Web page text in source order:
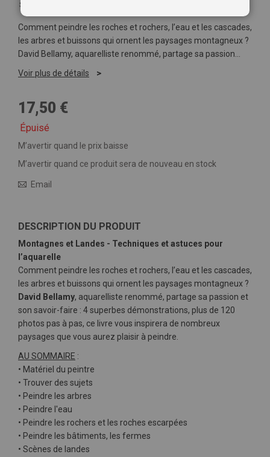
Soyez le premier à commenter ce produit
Comment peindre les roches et rochers, l’eau et les cascades,
les arbres et buissons qui ornent les paysages montagneux ?
David Bellamy, aquarelliste renommé, partage sa passion…
Voir plus de détails
17,50 €
Épuisé
M’avertir quand le prix baisse
M’avertir quand ce produit sera de nouveau en stock
Email
DESCRIPTION DU PRODUIT
Montagnes et Landes - Techniques et astuces pour
l’aquarelle
Comment peindre les roches et rochers, l’eau et les cascades,
les arbres et buissons qui ornent les paysages montagneux ?
David Bellamy, aquarelliste renommé, partage sa passion et
son savoir-faire : 4 superbes démonstrations, plus de 120
photos pas à pas, ce livre vous inspirera de nombreux
paysages que vous aurez plaisir à peindre.
AU SOMMAIRE :
• Matériel du peintre
• Trouver des sujets
• Peindre les arbres
• Peindre l'eau
• Peindre les rochers et les roches escarpées
• Peindre les bâtiments, les fermes
• Scènes de landes